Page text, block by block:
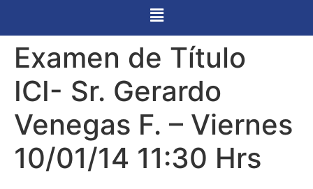
Examen de Título
ICI- Sr. Gerardo
Venegas F. – Viernes
10/01/14 11:30 Hrs